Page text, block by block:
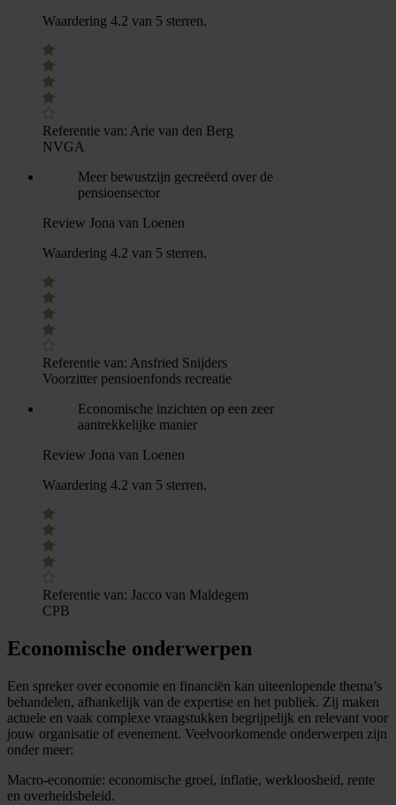
Waardering 4.2 van 5 sterren.
Referentie van: Arie van den Berg
NVGA
Meer bewustzijn gecreëerd over de
pensioensector
Review Jona van Loenen
Waardering 4.2 van 5 sterren.
Referentie van: Ansfried Snijders
Voorzitter pensioenfonds recreatie
Economische inzichten op een zeer
aantrekkelijke manier
Review Jona van Loenen
Waardering 4.2 van 5 sterren.
Referentie van: Jacco van Maldegem
CPB
Economische onderwerpen
Een spreker over economie en financiën kan uiteenlopende thema’s
behandelen, afhankelijk van de expertise en het publiek. Zij maken
actuele en vaak complexe vraagstukken begrijpelijk en relevant voor
jouw organisatie of evenement. Veelvoorkomende onderwerpen zijn
onder meer:
Macro-economie: economische groei, inflatie, werkloosheid, rente
en overheidsbeleid.